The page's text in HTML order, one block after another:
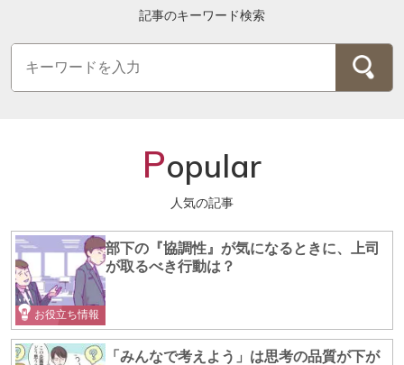
記事のキーワード検索
Popular
人気の記事
お役立ち情報
部下の『協調性』が気になるときに、上司
が取るべき行動は？
「みんなで考えよう」は思考の品質が下が